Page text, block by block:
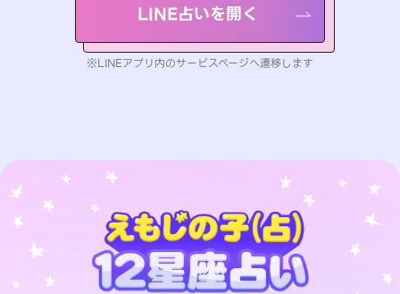
LINE占いを開く
※LINEアプリ内のサービスページへ遷移します